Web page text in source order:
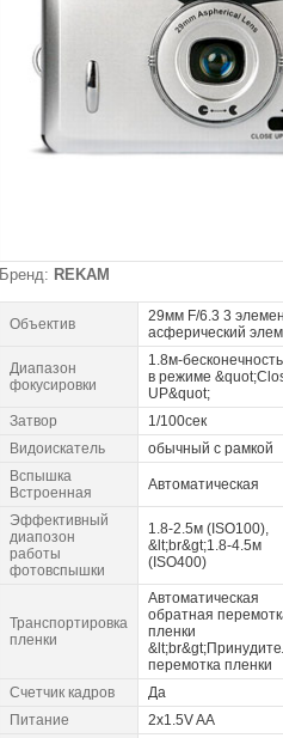
Бренд: REKAM
Объектив
29мм F/6.3 3
асферический
Диапазон
фокусировки
1.8м-
в режиме
UP&quot;
Затвор
1/100сек
Видоискатель
обычный с рамкой
Вспышка
Встроенная
Автоматическая
Эффективный
диапозон
работы
фотовспышки
1.8-2.5м (ISO100),
&lt;br&gt;1.8-4.5м
(ISO400)
Транспортировка
пленки
Автоматическая
обратная
пленки
перемотка пленки
Счетчик кадров
Да
Питание
2x1.5V AA